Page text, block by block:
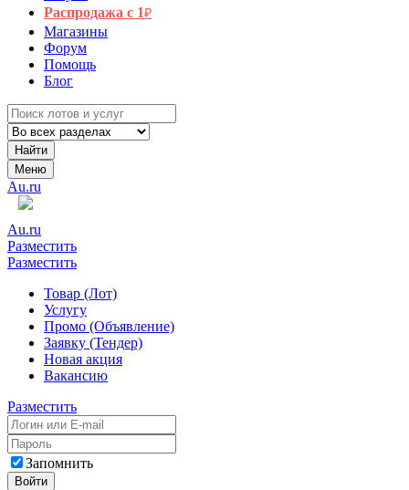
Распродажа с 1₽
Магазины
Форум
Помощь
Блог
Найти
Меню
Au.ru
Au.ru
Разместить
Разместить
Товар (Лот)
Услугу
Промо (Объявление)
Заявку (Тендер)
Новая акция
Вакансию
Разместить
Запомнить
Войти